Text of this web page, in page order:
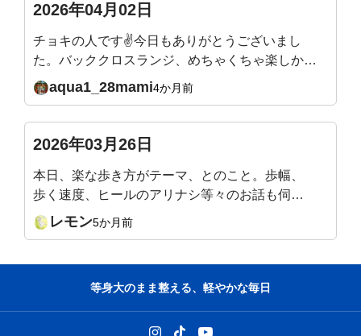
2026年04月02日
チョキの人です✌今日もありがとうございまし
た。バッククロスランジ、めちゃくちゃ楽しかっ
たです✨バックランジよりやりやすい、バランス
が取りやすい気がします。足裏から体幹、しっか
て20秒、見事にフラフラで、足裏も踵も足首も不
安要素ありながら、軸かな？体幹かな？と悩んで
いたところです。足指も前よりマシになりました
がまだまだです。バッククロスランジご褒美に？
他のエクササイズも頑張ります。来週も楽しみで
す、どうぞよろしくお願いいたします🙇
aqua1_28mami4か月前
2026年03月26日
本日、楽な歩き方がテーマ、とのこと。歩幅、
歩く速度、ヒールのアリナシ等々のお話も伺っ
てみたいです。(LINEお知らせの『質問』をク
リックすると、此処に飛んでくるみたいで。書
レモン5か月前
等身大のまま整える、軽やかな毎日